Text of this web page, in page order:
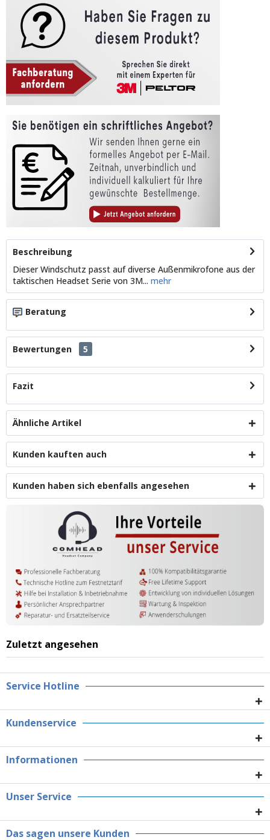
Beschreibung
Dieser Windschutz passt auf diverse Außenmikrofone aus der
taktischen Headset Serie von 3M... mehr
Beratung
Bewertungen 5
Fazit
Ähnliche Artikel
Kunden kauften auch
Kunden haben sich ebenfalls angesehen
Zuletzt angesehen
Service Hotline
Kundenservice
Informationen
Unser Service
Das sagen unsere Kunden